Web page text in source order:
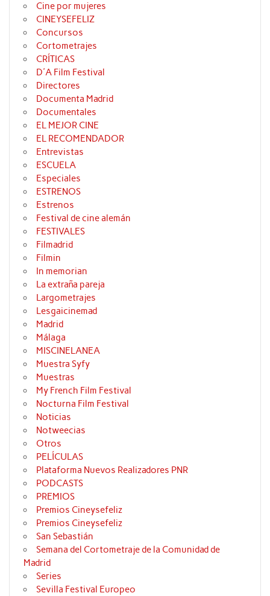
Cine por mujeres
CINEYSEFELIZ
Concursos
Cortometrajes
CRÍTICAS
D'A Film Festival
Directores
Documenta Madrid
Documentales
EL MEJOR CINE
EL RECOMENDADOR
Entrevistas
ESCUELA
Especiales
ESTRENOS
Estrenos
Festival de cine alemán
FESTIVALES
Filmadrid
Filmin
In memorian
La extraña pareja
Largometrajes
Lesgaicinemad
Madrid
Málaga
MISCINELANEA
Muestra Syfy
Muestras
My French Film Festival
Nocturna Film Festival
Noticias
Notweecias
Otros
PELÍCULAS
Plataforma Nuevos Realizadores PNR
PODCASTS
PREMIOS
Premios Cineysefeliz
Premios Cineysefeliz
San Sebastián
Semana del Cortometraje de la Comunidad de
Madrid
Series
Sevilla Festival Europeo